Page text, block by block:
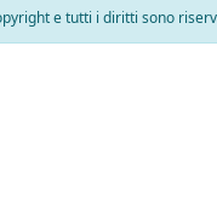
e tutti i diritti sono